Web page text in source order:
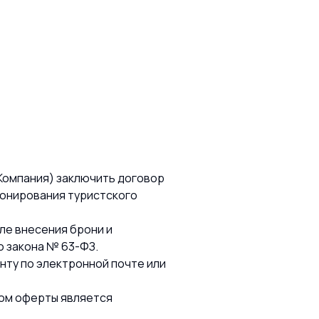
заключить договор
туристского
внесения брони и
закона № 63-ФЗ.
по электронной почте или
оферты является